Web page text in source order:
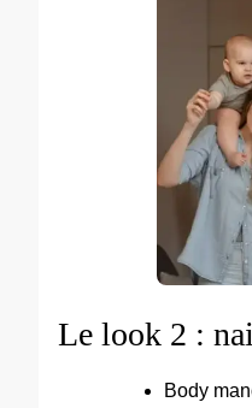
Le look 2 :
Body